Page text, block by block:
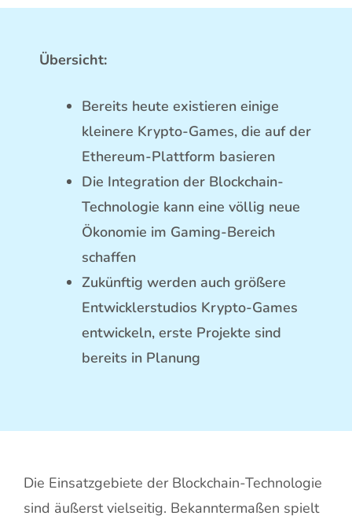
Übersicht:
Bereits heute existieren einige
kleinere Krypto-Games, die auf der
Ethereum-Plattform basieren
Die Integration der Blockchain-
Technologie kann eine völlig neue
Ökonomie im Gaming-Bereich
schaffen
Zukünftig werden auch größere
Entwicklerstudios Krypto-Games
entwickeln, erste Projekte sind
bereits in Planung
Die Einsatzgebiete der Blockchain-Technologie
sind äußerst vielseitig. Bekanntermaßen spielt